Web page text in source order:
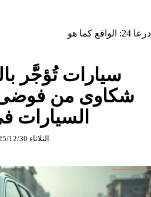
درعا 24: الواقع كما هو
سيارات تُؤجَّر
شكاوى من فوضى
السيارات
الثلاثاء 2025/12/30